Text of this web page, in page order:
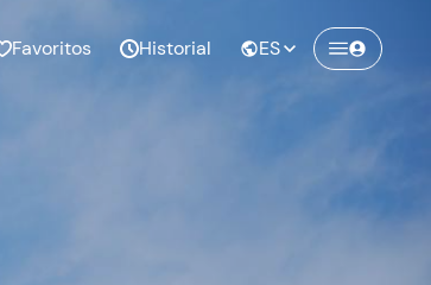
Favoritos Historial ES